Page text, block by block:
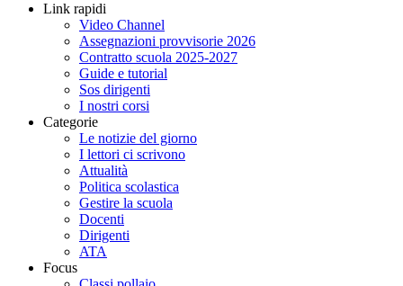
Link rapidi
Video Channel
Assegnazioni provvisorie 2026
Contratto scuola 2025-2027
Guide e tutorial
Sos dirigenti
I nostri corsi
Categorie
Le notizie del giorno
I lettori ci scrivono
Attualità
Politica scolastica
Gestire la scuola
Docenti
Dirigenti
ATA
Focus